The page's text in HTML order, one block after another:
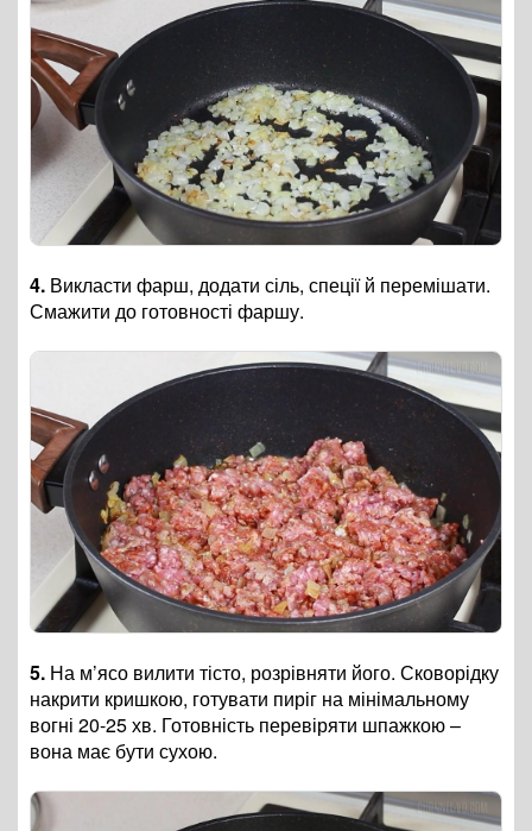
4. Викласти фарш, додати сіль, спеції й перемішати.
Смажити до готовності фаршу.
5. На м’ясо вилити тісто, розрівняти його. Сковорідку
накрити кришкою, готувати пиріг на мінімальному
вогні 20-25 хв. Готовність перевіряти шпажкою –
вона має бути сухою.